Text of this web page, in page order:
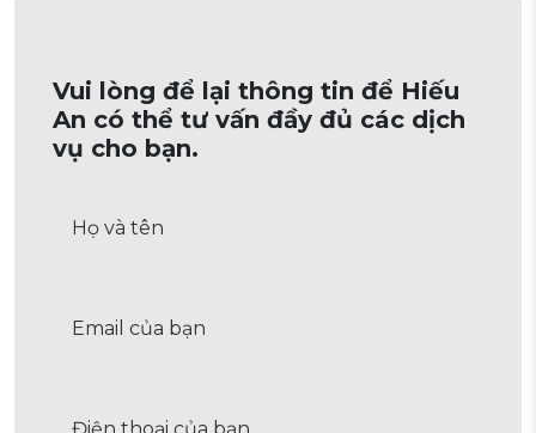
Vui lòng để lại thông tin để Hiếu
An có thể tư vấn đầy đủ các dịch
vụ cho bạn.